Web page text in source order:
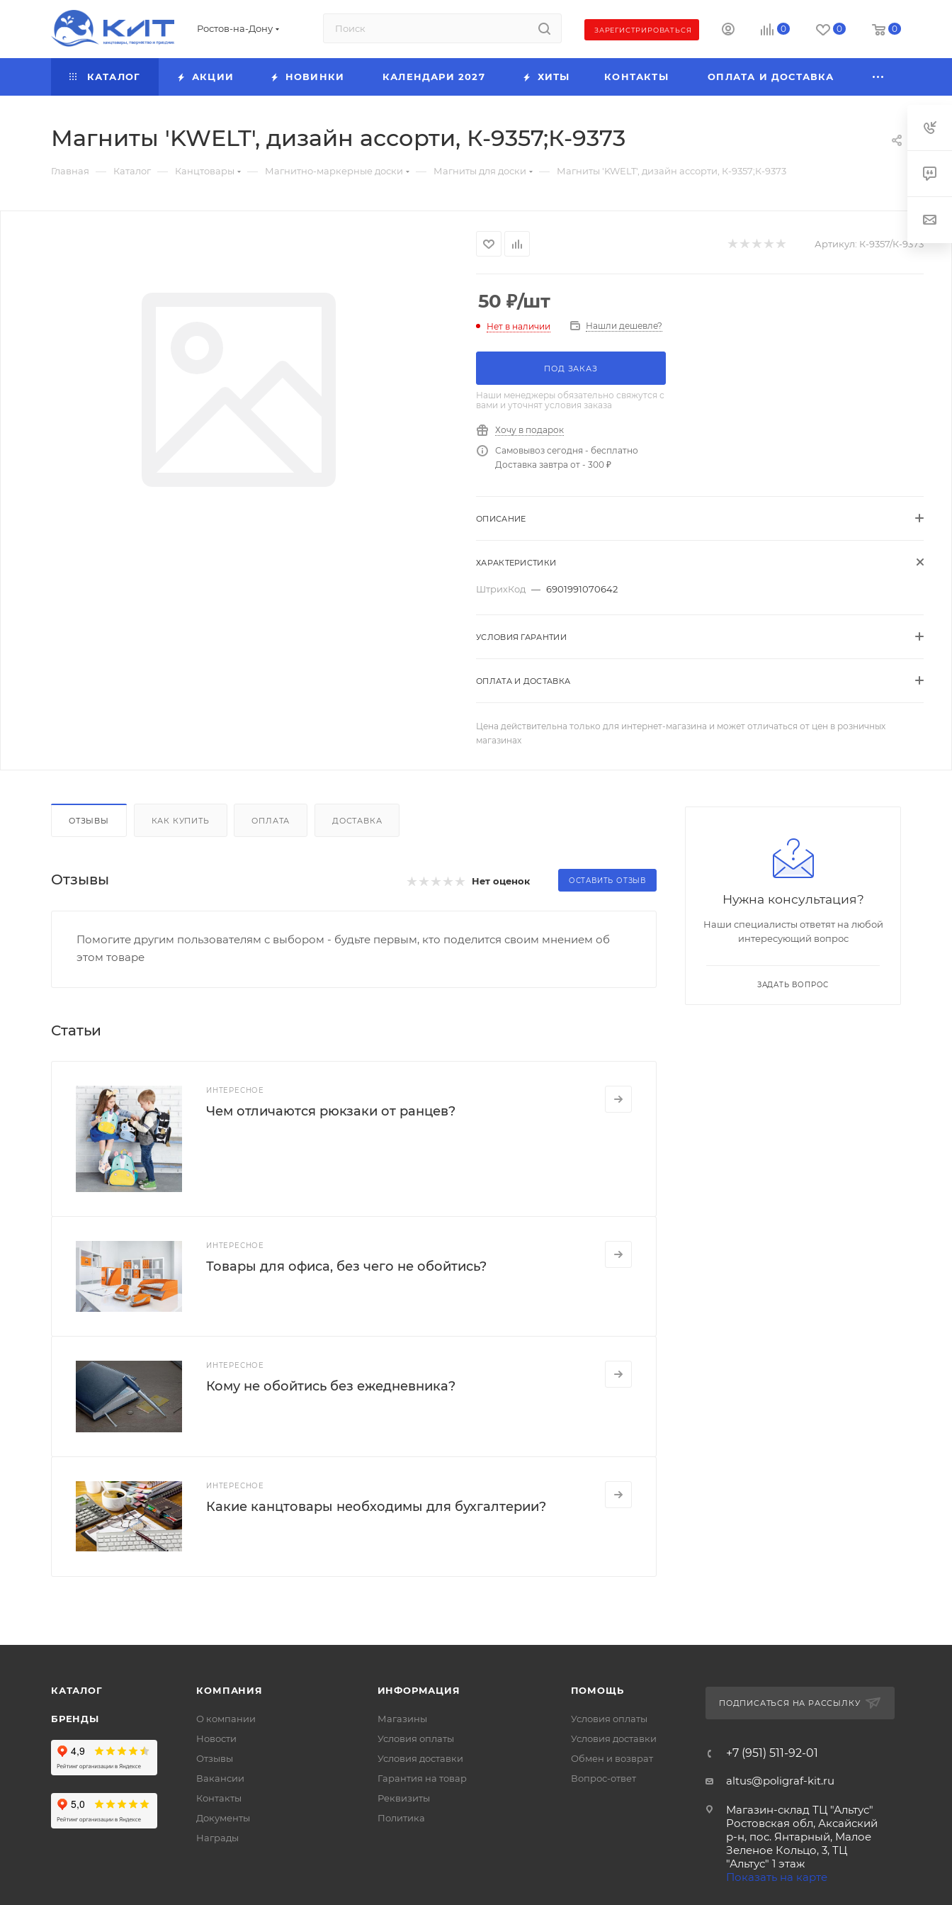
Ростов-на-Дону ЗАРЕГИСТРИРОВАТЬСЯ 0 0 0
КАТАЛОГ АКЦИИ НОВИНКИ КАЛЕНДАРИ 2027 ХИТЫ КОНТАКТЫ ОПЛАТА И ДОСТАВКА
Магниты 'KWELT', дизайн ассорти, К-9357;К-9373
Главная — Каталог — Канцтовары — Магнитно-маркерные доски — Магниты для доски — Магниты 'KWELT', дизайн ассорти, К-9357;К-9373
Артикул: К-9357/К-9373
50 ₽/шт
Нет в наличии Нашли дешевле?
ПОД ЗАКАЗ
Наши менеджеры обязательно свяжутся с
вами и уточнят условия заказа
Хочу в подарок
Самовывоз сегодня - бесплатно
Доставка завтра от - 300 ₽
ОПИСАНИЕ
ХАРАКТЕРИСТИКИ
ШтрихКод — 6901991070642
УСЛОВИЯ ГАРАНТИИ
ОПЛАТА И ДОСТАВКА
Цена действительна только для интернет-магазина и может отличаться от цен в розничных
магазинах
ОТЗЫВЫ КАК КУПИТЬ ОПЛАТА ДОСТАВКА
Отзывы Нет оценок ОСТАВИТЬ ОТЗЫВ
Помогите другим пользователям с выбором - будьте первым, кто поделится своим мнением об
этом товаре
Статьи
ИНТЕРЕСНОЕ
Чем отличаются рюкзаки от ранцев?
ИНТЕРЕСНОЕ
Товары для офиса, без чего не обойтись?
ИНТЕРЕСНОЕ
Кому не обойтись без ежедневника?
ИНТЕРЕСНОЕ
Какие канцтовары необходимы для бухгалтерии?
Нужна консультация?
Наши специалисты ответят на любой
интересующий вопрос
ЗАДАТЬ ВОПРОС
КАТАЛОГ
БРЕНДЫ
КОМПАНИЯ
О компании
Новости
Отзывы
Вакансии
Контакты
Документы
Награды
ИНФОРМАЦИЯ
Магазины
Условия оплаты
Условия доставки
Гарантия на товар
Реквизиты
Политика
ПОМОЩЬ
Условия оплаты
Условия доставки
Обмен и возврат
Вопрос-ответ
ПОДПИСАТЬСЯ НА РАССЫЛКУ
+7 (951) 511-92-01
altus@poligraf-kit.ru
Магазин-склад ТЦ "Альтус"
Ростовская обл, Аксайский
р-н, пос. Янтарный, Малое
Зеленое Кольцо, 3, ТЦ
"Альтус" 1 этаж
Показать на карте